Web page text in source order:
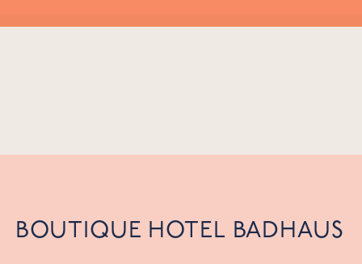
BOUTIQUE HOTEL BADHAUS